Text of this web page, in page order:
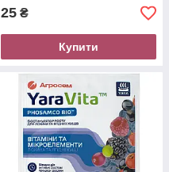
25 ₴
Купити